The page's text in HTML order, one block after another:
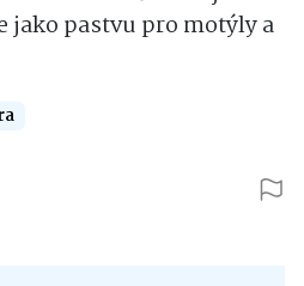
jako pastvu pro motýly a